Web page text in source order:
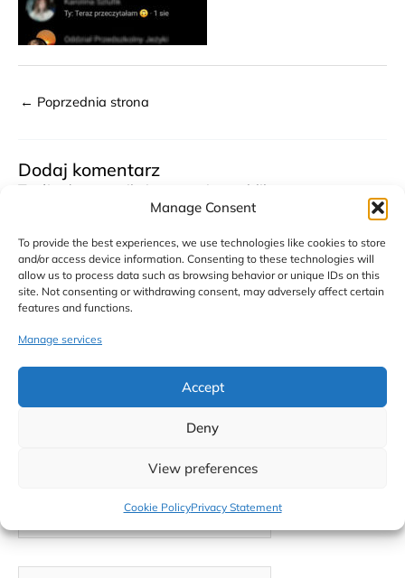
Manage Consent
To provide the best experiences, we use technologies like cookies to store
and/or access device information. Consenting to these technologies will
allow us to process data such as browsing behavior or unique IDs on this
site. Not consenting or withdrawing consent, may adversely affect certain
features and functions.
Manage services
Accept
Deny
View preferences
Cookie PolicyPrivacy Statement
← Poprzednia strona
Dodaj komentarz
Twój adres email nie zostanie opublikowany.
Wymagane pola są oznaczone*
Komentarz*